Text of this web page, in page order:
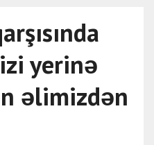
yerinə
əlimizdən